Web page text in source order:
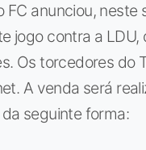
FC anunciou,
jogo contra a
Os torcedores do
A venda será
seguinte forma: